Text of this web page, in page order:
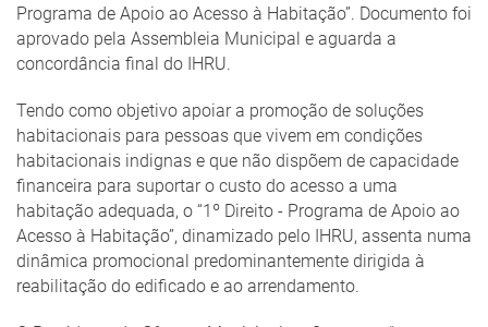
Programa de Apoio ao Acesso à Habitação”. Documento foi
aprovado pela Assembleia Municipal e aguarda a
concordância final do IHRU.
Tendo como objetivo apoiar a promoção de soluções
habitacionais para pessoas que vivem em condições
habitacionais indignas e que não dispõem de capacidade
financeira para suportar o custo do acesso a uma
habitação adequada, o “1º Direito - Programa de Apoio ao
Acesso à Habitação”, dinamizado pelo IHRU, assenta numa
dinâmica promocional predominantemente dirigida à
reabilitação do edificado e ao arrendamento.